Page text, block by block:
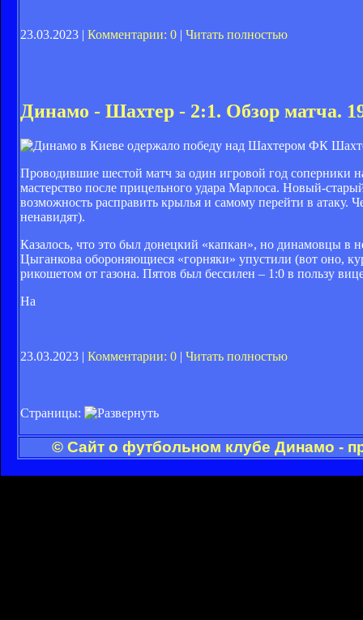
23.03.2023 | Комментарии: 0 | Читать полностью
Динамо - Шахтер - 2:1. Обзор матча.
ФК
Проводившие шестой матч за один игровой год соперники
мастерство после прицельного удара Марлоса. Новый-
возможность расправить крылья и самому перейти в атаку.
ненавидят).
Казалось, что это был донецкий «капкан», но динамовцы в
Цыганкова обороняющиеся «горняки» упустили (вот оно,
рикошетом от газона. Пятов был бессилен – 1:0 в пользу
На
23.03.2023 | Комментарии: 0 | Читать полностью
Страницы:
© Сайт о футбольном клубе Динамо -